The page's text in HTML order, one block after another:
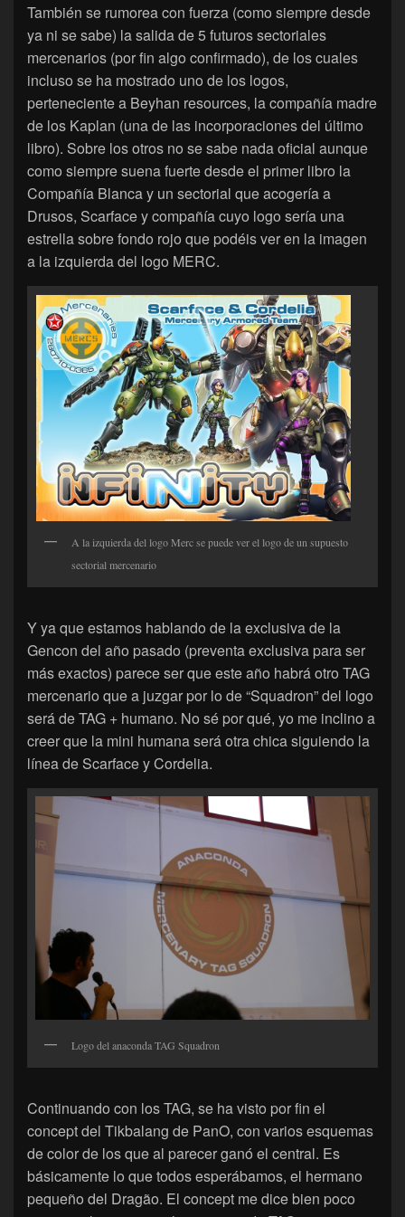
También se rumorea con fuerza (como siempre desde
ya ni se sabe) la salida de 5 futuros sectoriales
mercenarios (por fin algo confirmado), de los cuales
incluso se ha mostrado uno de los logos,
perteneciente a Beyhan resources, la compañía madre
de los Kaplan (una de las incorporaciones del último
libro). Sobre los otros no se sabe nada oficial aunque
como siempre suena fuerte desde el primer libro la
Compañía Blanca y un sectorial que acogería a
Drusos, Scarface y compañía cuyo logo sería una
estrella sobre fondo rojo que podéis ver en la imagen
a la izquierda del logo MERC.
A la izquierda del logo Merc se puede ver el logo de un supuesto
sectorial mercenario
Y ya que estamos hablando de la exclusiva de la
Gencon del año pasado (preventa exclusiva para ser
más exactos) parece ser que este año habrá otro TAG
mercenario que a juzgar por lo de “Squadron” del logo
será de TAG + humano. No sé por qué, yo me inclino a
creer que la mini humana será otra chica siguiendo la
línea de Scarface y Cordelia.
Logo del anaconda TAG Squadron
Continuando con los TAG, se ha visto por fin el
concept del Tikbalang de PanO, con varios esquemas
de color de los que al parecer ganó el central. Es
básicamente lo que todos esperábamos, el hermano
pequeño del Dragão. El concept me dice bien poco